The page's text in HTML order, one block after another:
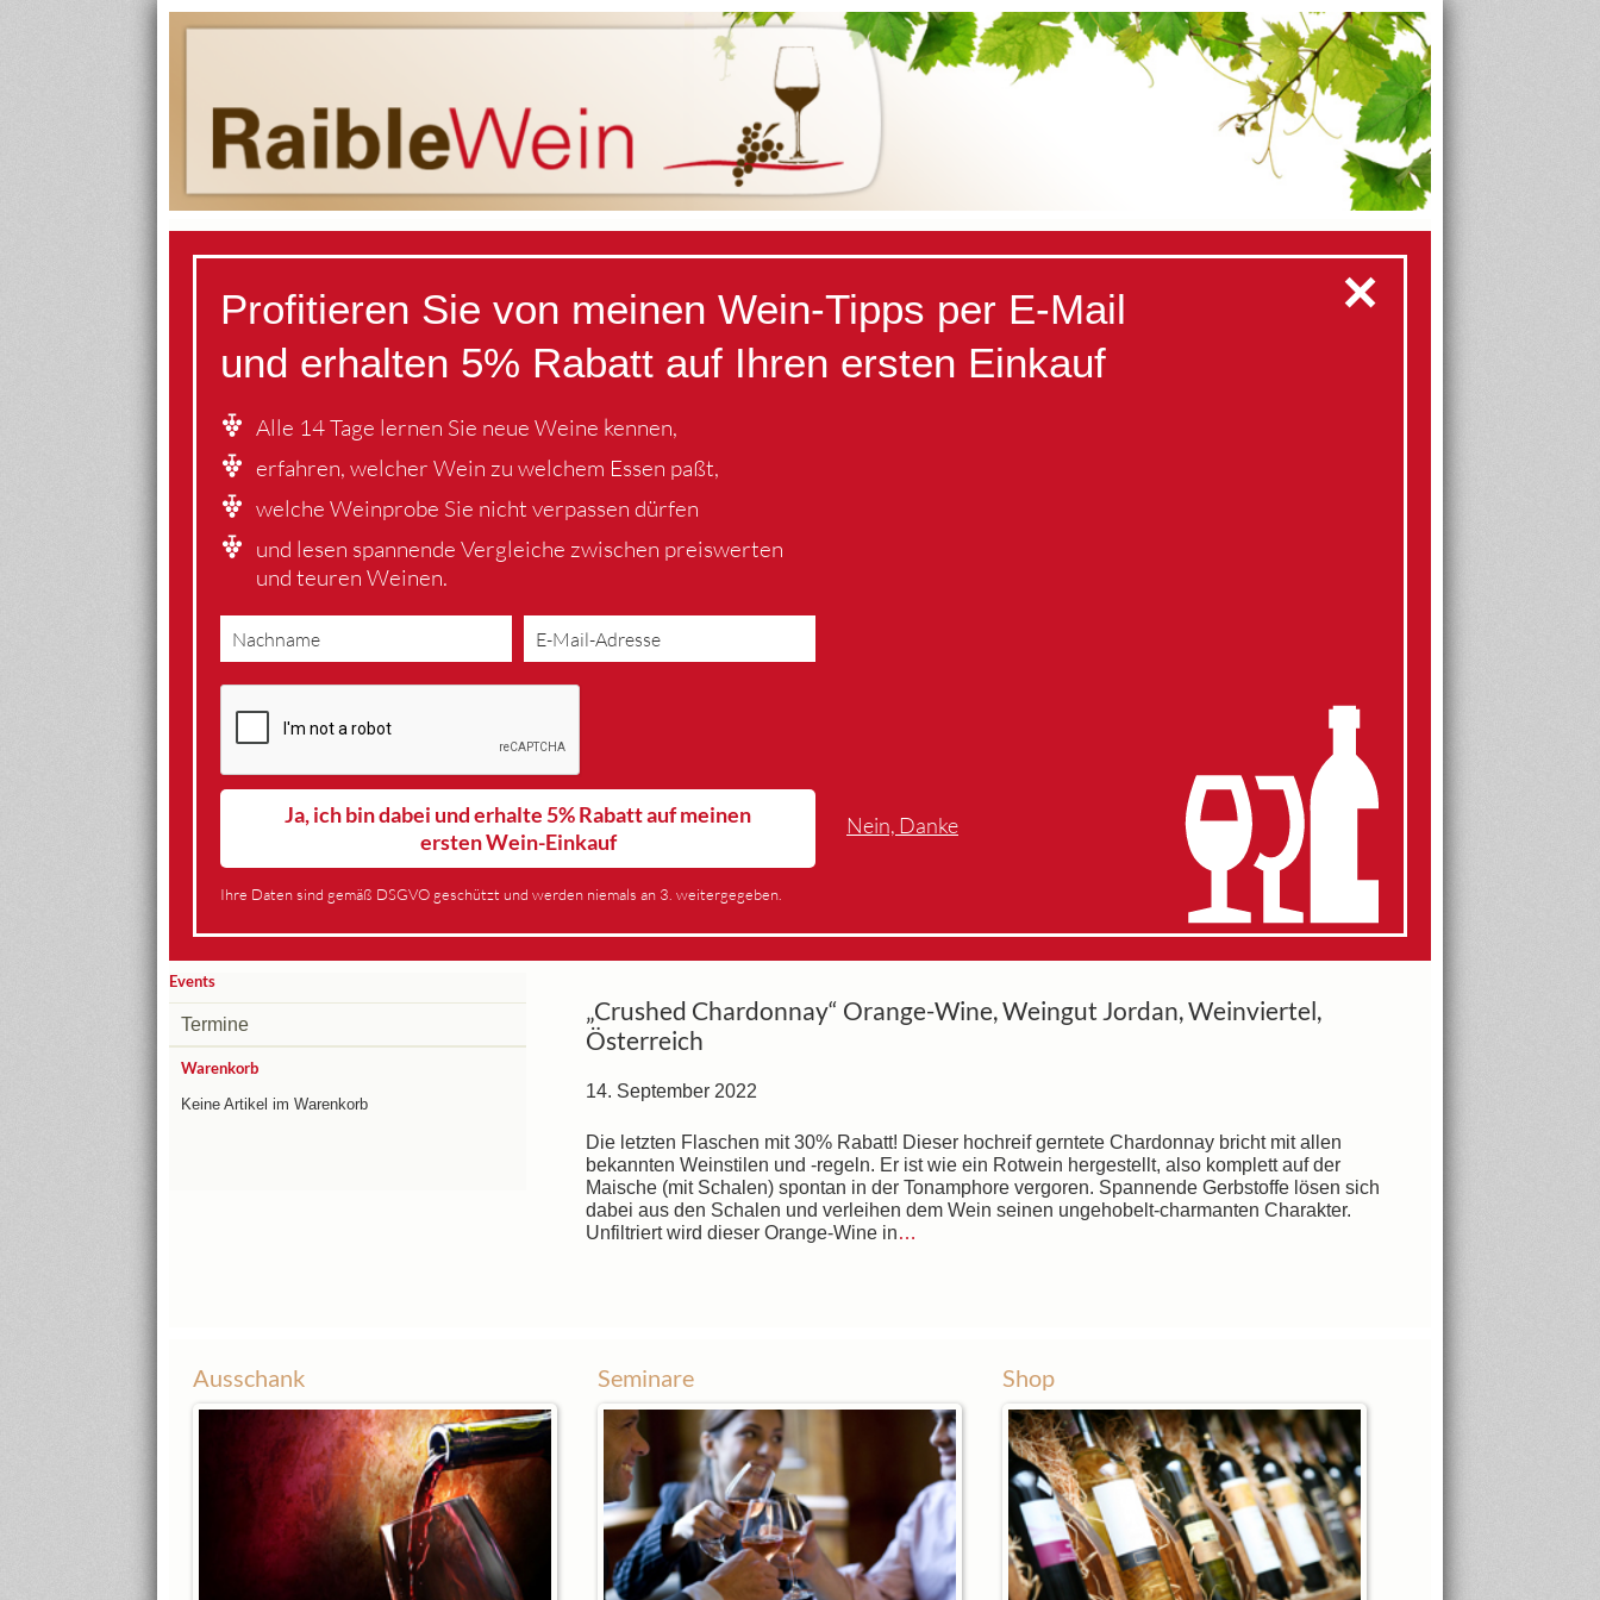
✕
Profitieren Sie von meinen Wein-Tipps per E-Mail
und erhalten 5% Rabatt auf Ihren ersten Einkauf
Alle 14 Tage lernen Sie neue Weine kennen,
erfahren, welcher Wein zu welchem Essen paßt,
welche Weinprobe Sie nicht verpassen dürfen
und lesen spannende Vergleiche zwischen preiswerten
und teuren Weinen.
Ja, ich bin dabei und erhalte 5% Rabatt auf meinen
ersten Wein-Einkauf
Nein, Danke
Ihre Daten sind gemäß DSGVO geschützt und werden niemals an 3. weitergegeben.
„Crushed Chardonnay“ Orange-Wine, Weingut Jordan, Weinviertel,
Österreich
14. September 2022
Die letzten Flaschen mit 30% Rabatt! Dieser hochreif gerntete Chardonnay bricht mit allen
bekannten Weinstilen und -regeln. Er ist wie ein Rotwein hergestellt, also komplett auf der
Maische (mit Schalen) spontan in der Tonamphore vergoren. Spannende Gerbstoffe lösen sich
dabei aus den Schalen und verleihen dem Wein seinen ungehobelt-charmanten Charakter.
Unfiltriert wird dieser Orange-Wine in…
Events
Termine
Warenkorb
Keine Artikel im Warenkorb
Ausschank Seminare Shop